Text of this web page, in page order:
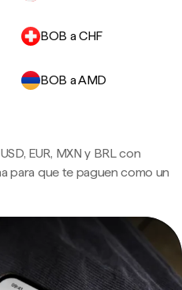
BOB a CHF
BOB a AMD
EUR, MXN y BRL con
para que te paguen como un